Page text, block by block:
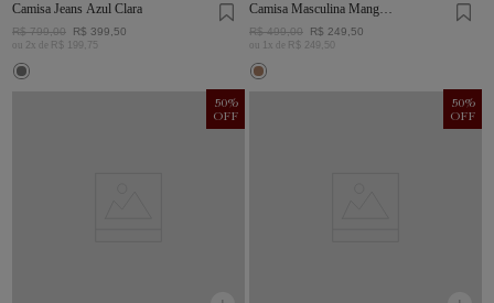
Camisa Jeans Azul Clara
R$ 799,00 R$ 399 50
ou 2 x de R$ 75
Camisa Masculina Manga
Curta Visco Linho
R$ 499,00 R$ 249 50
ou x de R$ 249 50
50%
OFF
50%
OFF